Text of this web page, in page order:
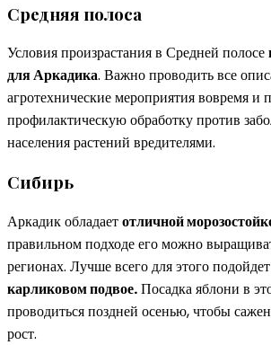
Средняя полоса
Условия произрастания в Средней полосе
для Аркадика. Важно проводить все
агротехнические мероприятия вовремя и
профилактическую обработку против
населения растений вредителями.
Сибирь
Аркадик обладаетотличной
правильном подходе его можно
регионах. Лучше всего для этого
карликовом подвое.Посадка яблони в
проводиться поздней осенью, чтобы
рост.